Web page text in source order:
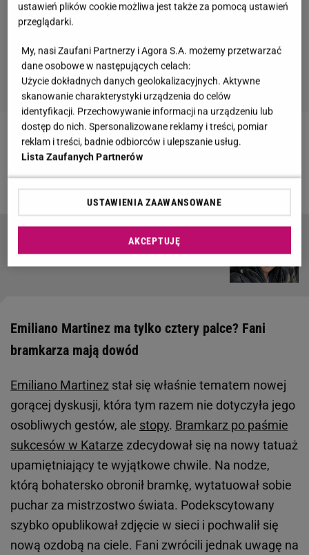
Zobacz wideoZnamy sekret młodego wyglądu
Roberta Lewandowskiego. Zdradziła go Anna
Kamila Wybrańczyk jako złotowłosa blondynka.
Od małego ciągnęło ją do sceny
Emiliano Martinez ma tylko cztery palce? Fani
bramkarza mają dowód
Emiliano Martinez stał się właśnie tematem nowej
gorącej dyskusji, która tym razem nie dotyczyła jego
osobliwych gestów, ale stopy. Bramkarz po paśmie
sukcesów w Katarze zdecydował się na nowy tatuaż
upamiętniający te wyjątkowe chwile. Na nodze,
którą bohatersko obronił bramkę, wytatuował sobie
puchar za mistrzostwo świata. Podekscytowany
szybko opublikował zdjęcie w sieci i pochwalił się
nową ozdobą na ciele. Fani zwrócili jednak uwagę na
ustawień plików cookie możliwa jest także za pomocą ustawień
przeglądarki.
My, nasi Zaufani Partnerzy i Agora S.A. możemy przetwarzać
dane osobowe w następujących celach:
Użycie dokładnych danych geolokalizacyjnych. Aktywne
skanowanie charakterystyki urządzenia do celów
identyfikacji. Przechowywanie informacji na urządzeniu lub
dostęp do nich. Spersonalizowane reklamy i treści, pomiar
reklam i treści, badnie odbiorców i ulepszanie usług.
Lista Zaufanych Partnerów
USTAWIENIA ZAAWANSOWANE
AKCEPTUJĘ